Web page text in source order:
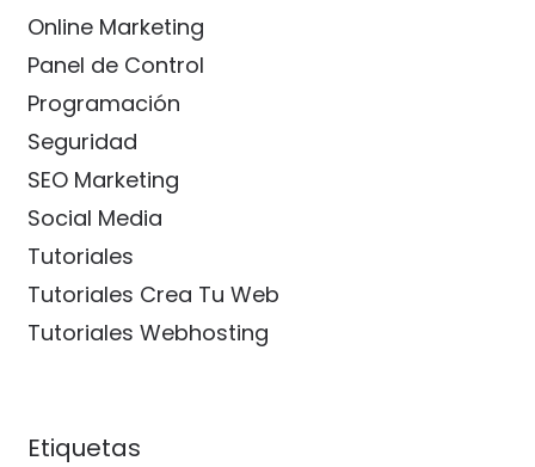
Online Marketing
Panel de Control
Programación
Seguridad
SEO Marketing
Social Media
Tutoriales
Tutoriales Crea Tu Web
Tutoriales Webhosting
Etiquetas